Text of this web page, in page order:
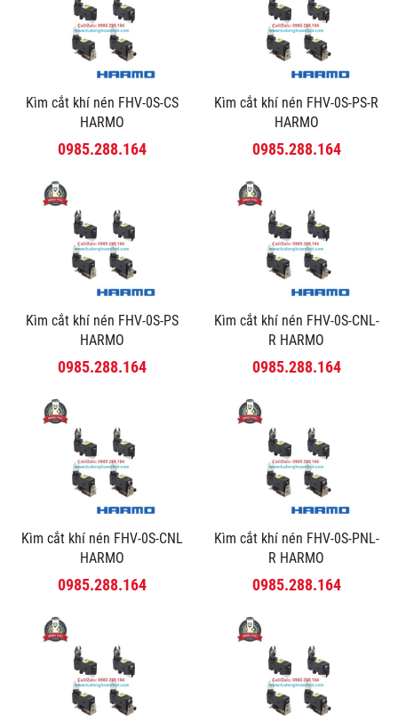
Kìm cắt khí nén FHV-0S-CS
HARMO
0985.288.164
Kìm cắt khí nén FHV-0S-PS-R
HARMO
0985.288.164
Kìm cắt khí nén FHV-0S-PS
HARMO
0985.288.164
Kìm cắt khí nén FHV-0S-CNL-
R HARMO
0985.288.164
Kìm cắt khí nén FHV-0S-CNL
HARMO
0985.288.164
Kìm cắt khí nén FHV-0S-PNL-
R HARMO
0985.288.164